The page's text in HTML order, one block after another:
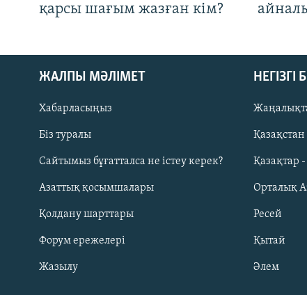
Русский
ЖАЗЫЛЫҢЫЗ
қарсы шағым жазған кім?
ЖАЛПЫ МӘЛІМЕТ
Хабарласыңыз
Біз туралы
Сайтымыз бұғатталса не істеу керек?
Азаттық қосымшалары
Қолдану шарттары
Форум ережелері
Жазылу
Қазақстан
Қазақтар
Орталық
Ресей
Қытай
Әлем